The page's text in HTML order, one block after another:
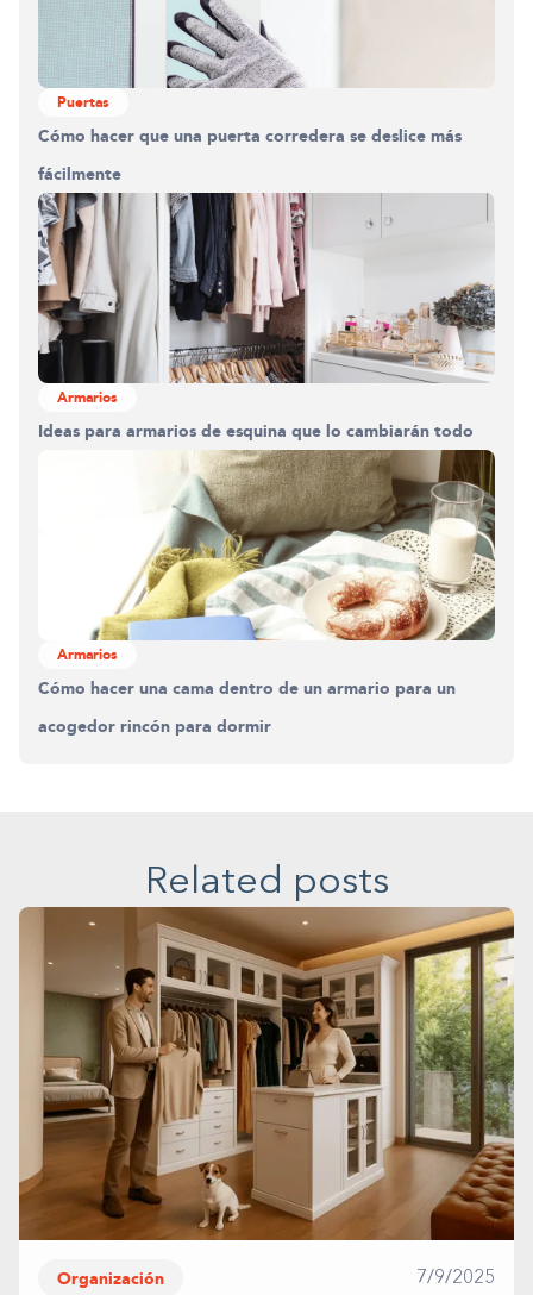
Puertas
Cómo hacer que una puerta corredera se deslice más
fácilmente
Armarios
Ideas para armarios de esquina que lo cambiarán todo
Armarios
Cómo hacer una cama dentro de un armario para un
acogedor rincón para dormir
Related posts
Organización 7/9/2025
Construyendo el
0%